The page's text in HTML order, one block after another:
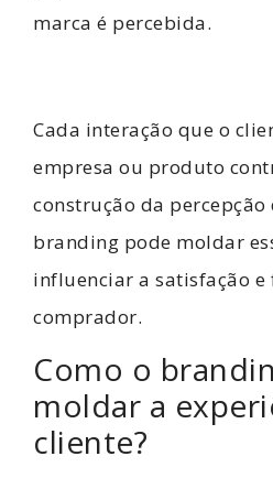
marca é percebida.
Cada interação que o
empresa ou produto
construção da percepção
branding pode moldar
influenciar a satisfação
comprador.
Como o
moldar a
cliente?